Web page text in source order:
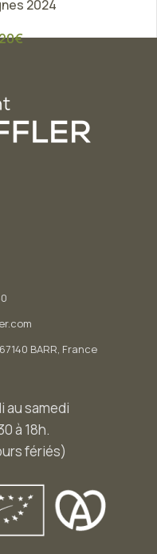
2024
€
BARR, France
au samedi
à 18h.
fériés)